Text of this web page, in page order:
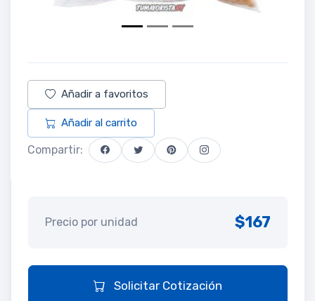
Añadir a favoritos
Añadir al carrito
Compartir:
Precio por unidad $167
Solicitar Cotización